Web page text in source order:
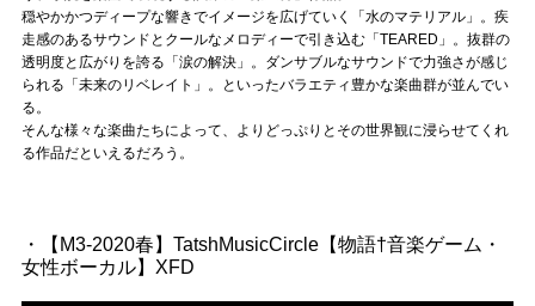
穏やかかつディープな響きでイメージを広げていく「水のマテリアル」。疾
走感のあるサウンドとクールなメロディーで引き込む「TEARED」。抜群の
透明度と広がりを誇る「涙の解決」。ダンサブルなサウンドで力強さが感じ
られる「未来のリベレイト」。といったバラエティ豊かな楽曲群が並んでい
る。
そんな様々な楽曲たちによって、よりどっぷりとその世界観に浸らせてくれ
る作品だといえるだろう。
・【M3-2020春】TatshMusicCircle【物語†音楽ゲーム・
女性ボーカル】XFD